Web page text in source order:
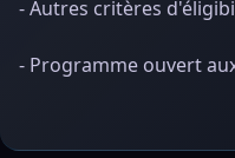
- Autres critères
- Programme ouvert